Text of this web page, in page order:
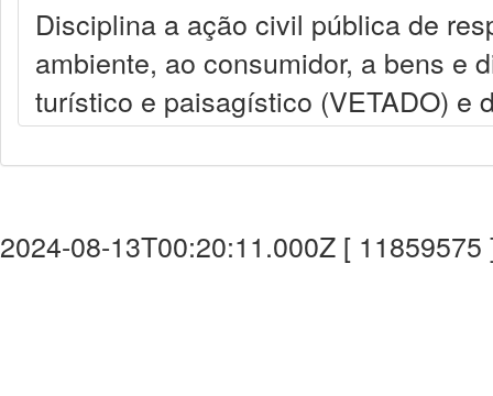
Disciplina a ação civil pública de
ambiente, ao consumidor, a bens e
turístico e paisagístico (VETADO) e
2024-08-13T00:20:11.000Z [ 11859575